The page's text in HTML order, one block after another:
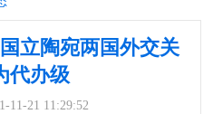
立陶宛两国外交关
代办级
11-21 11:29:52